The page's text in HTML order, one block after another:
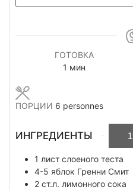
ГОТОВКА
1 минута
мин
ПОРЦИИ 6 personnes
ИНГРЕДИЕНТЫ
1 лист слоеного теста
4-5 яблок Гренни Смит
2 ст.л. лимонного сока